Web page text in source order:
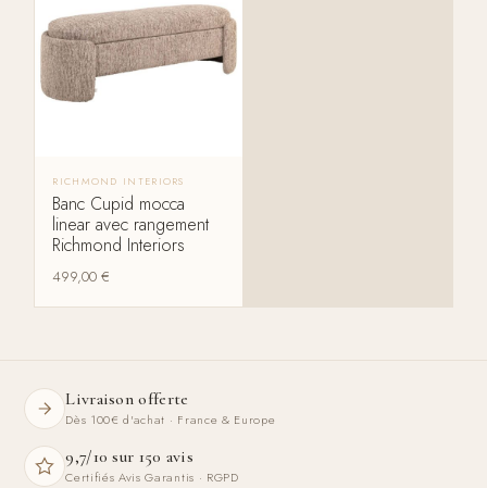
RICHMOND INTERIORS
Banc Cupid mocca
linear avec rangement
Richmond Interiors
499,00€
Livraison offerte
Dès 100€ d'achat · France & Europe
9,7/10 sur 150 avis
Certifiés Avis Garantis · RGPD